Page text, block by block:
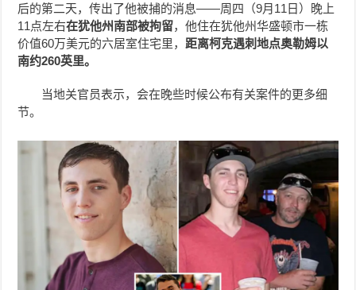
后的第二天，传出了他被捕的消息——周四（9月11日）晚上
11点左右在犹他州南部被拘留，他住在犹他州华盛顿市一栋
价值60万美元的六居室住宅里， 距离柯克遇刺地点奥勒姆以
南约260英里。
当地关官员表示，会在晚些时候公布有关案件的更多细
节。